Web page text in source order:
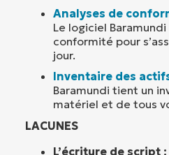
Analyses de
Le logiciel
conformité pour
jour.
Inventaire des
Baramundi tient un
matériel et de tous
LACUNES
L’écriture de script :